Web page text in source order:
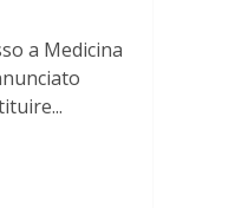
a Medicina